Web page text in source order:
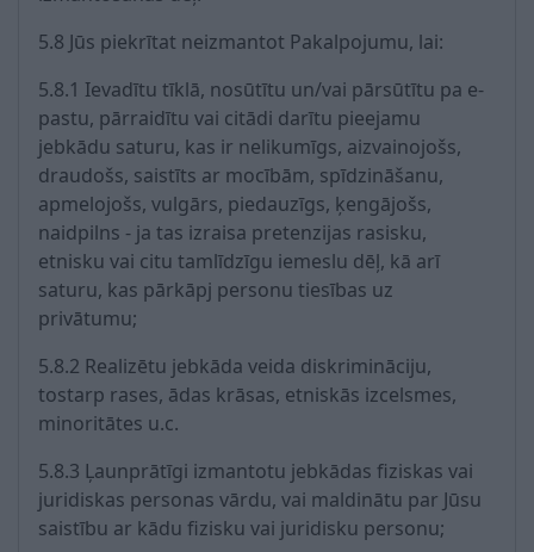
5.8 Jūs piekrītat neizmantot Pakalpojumu, lai:
5.8.1 Ievadītu tīklā, nosūtītu un/vai pārsūtītu pa e-
pastu, pārraidītu vai citādi darītu pieejamu
jebkādu saturu, kas ir nelikumīgs, aizvainojošs,
draudošs, saistīts ar mocībām, spīdzināšanu,
apmelojošs, vulgārs, piedauzīgs, ķengājošs,
naidpilns - ja tas izraisa pretenzijas rasisku,
etnisku vai citu tamlīdzīgu iemeslu dēļ, kā arī
saturu, kas pārkāpj personu tiesības uz
privātumu;
5.8.2 Realizētu jebkāda veida diskrimināciju,
tostarp rases, ādas krāsas, etniskās izcelsmes,
minoritātes u.c.
5.8.3 Ļaunprātīgi izmantotu jebkādas fiziskas vai
juridiskas personas vārdu, vai maldinātu par Jūsu
saistību ar kādu fizisku vai juridisku personu;